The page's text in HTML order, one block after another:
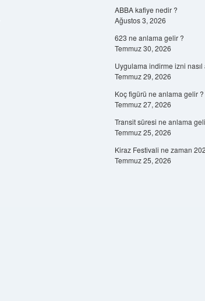
ABBA kafiye nedir ?
Ağustos 3, 2026
623 ne anlama gelir ?
Temmuz 30, 2026
Uygulama indirme izni nasıl
Temmuz 29, 2026
Koç figürü ne anlama gelir ?
Temmuz 27, 2026
Transit süresi ne anlama
Temmuz 25, 2026
Kiraz Festivali ne zaman
Temmuz 25, 2026